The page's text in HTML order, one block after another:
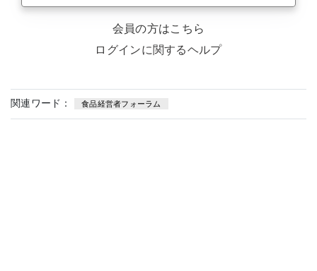
会員の方はこちら
ログインに関するヘルプ
関連ワード： 食品経営者フォーラム